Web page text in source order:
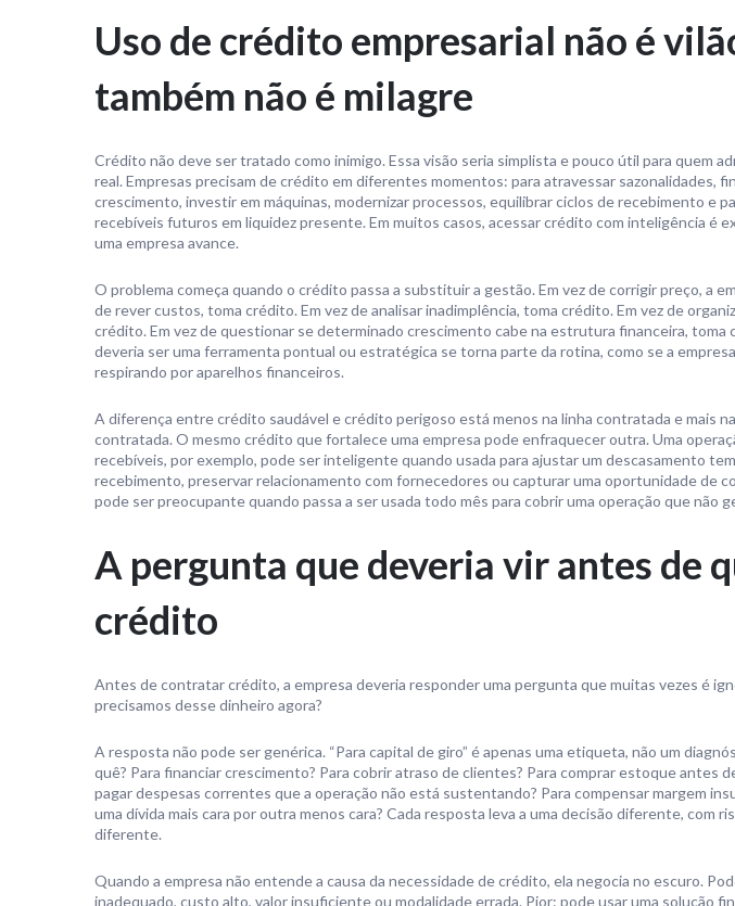
Uso de crédito empresarial não é
também não é milagre
Crédito não deve ser tratado como inimigo. Essa visão seria simplista e pouco útil para quem
real. Empresas precisam de crédito em diferentes momentos: para atravessar sazonalidades,
crescimento, investir em máquinas, modernizar processos, equilibrar ciclos de recebimento e
recebíveis futuros em liquidez presente. Em muitos casos, acessar crédito com inteligência é
uma empresa avance.
O problema começa quando o crédito passa a substituir a gestão. Em vez de corrigir preço, a
de rever custos, toma crédito. Em vez de analisar inadimplência, toma crédito. Em vez de
crédito. Em vez de questionar se determinado crescimento cabe na estrutura financeira, toma
deveria ser uma ferramenta pontual ou estratégica se torna parte da rotina, como se a
respirando por aparelhos financeiros.
A diferença entre crédito saudável e crédito perigoso está menos na linha contratada e mais
contratada. O mesmo crédito que fortalece uma empresa pode enfraquecer outra. Uma
recebíveis, por exemplo, pode ser inteligente quando usada para ajustar um descasamento
recebimento, preservar relacionamento com fornecedores ou capturar uma oportunidade de
pode ser preocupante quando passa a ser usada todo mês para cobrir uma operação que não
A pergunta que deveria vir antes de
crédito
Antes de contratar crédito, a empresa deveria responder uma pergunta que muitas vezes é
precisamos desse dinheiro agora?
A resposta não pode ser genérica. “Para capital de giro” é apenas uma etiqueta, não um
quê? Para financiar crescimento? Para cobrir atraso de clientes? Para comprar estoque antes
pagar despesas correntes que a operação não está sustentando? Para compensar margem
uma dívida mais cara por outra menos cara? Cada resposta leva a uma decisão diferente, com
diferente.
Quando a empresa não entende a causa da necessidade de crédito, ela negocia no escuro.
inadequado, custo alto, valor insuficiente ou modalidade errada. Pior: pode usar uma solução